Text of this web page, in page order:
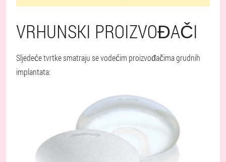
VRHUNSKI PROIZVOĐAČI
Sljedeće tvrtke smatraju se vodećim proizvođačima grudnih
implantata: